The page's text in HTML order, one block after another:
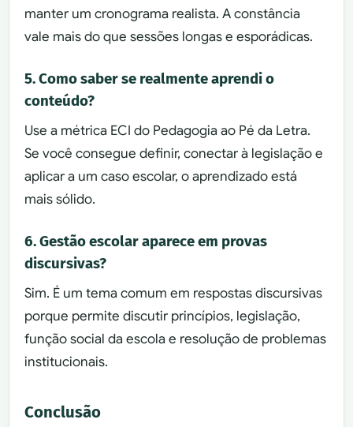
manter um cronograma realista. A constância
vale mais do que sessões longas e esporádicas.
5. Como saber se realmente aprendi o
conteúdo?
Use a métrica ECI do Pedagogia ao Pé da Letra.
Se você consegue definir, conectar à legislação e
aplicar a um caso escolar, o aprendizado está
mais sólido.
6. Gestão escolar aparece em provas
discursivas?
Sim. É um tema comum em respostas discursivas
porque permite discutir princípios, legislação,
função social da escola e resolução de problemas
institucionais.
Conclusão